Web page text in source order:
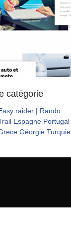
catégorie
raider | Rando
Espagne Portugal
Géorgie Turquie